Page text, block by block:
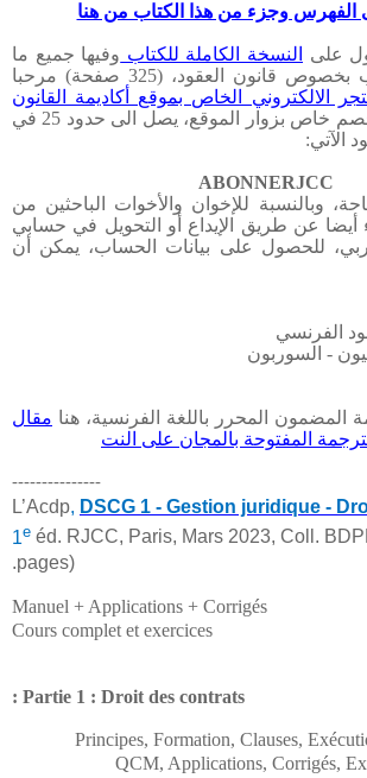
الفهرس وجزء من هذا الكتاب من هنا
على النسخة الكاملة للكتاب وفيها جميع ما
ورد في سبع 7 كتب بخصوص قانون العقود، (325 صفحة) مرحبا
الالكتروني الخاص بموقع أكاديمة القانون
مع خصم خاص بزوار الموقع، يصل الى حدود 25 في
الآتي:
ABONNERJCC
وبالنسبة للإخوان والأخوات الباحثين من
أيضا عن طريق الإيداع أو التحويل في حسابي
للحصول على بيانات الحساب، يمكن أن
الفرنسي
المحرر باللغة الفرنسية، هنا مقال
المفتوحة بالمجان على النت
---------------
L’Acdp, DSCG 1 - Gestion juridique -
1e éd. RJCC, Paris, Mars 2023, Coll.
pages).
Manuel + Applications + Corrigés
Cours complet et exercices
Partie 1 : Droit des contrats :
Principes, Formation, Clauses,
QCM, Applications, Corrigés,